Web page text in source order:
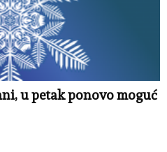
u petak ponovo moguć